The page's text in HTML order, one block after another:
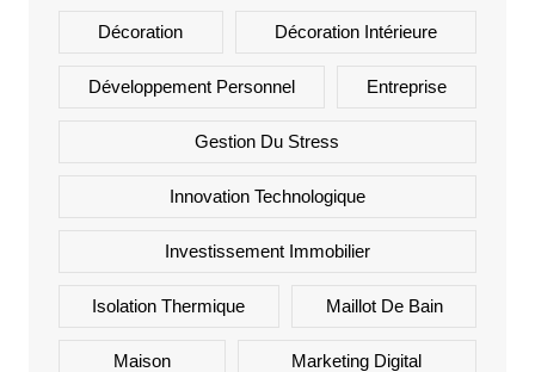
Décoration Décoration Intérieure
Développement Personnel Entreprise
Gestion Du Stress
Innovation Technologique
Investissement Immobilier
Isolation Thermique Maillot De Bain
Maison Marketing Digital